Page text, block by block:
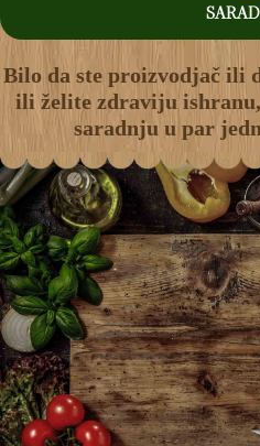
Bilo da ste proizvodjač ili
ili želite zdraviju ishranu,
saradnju u par